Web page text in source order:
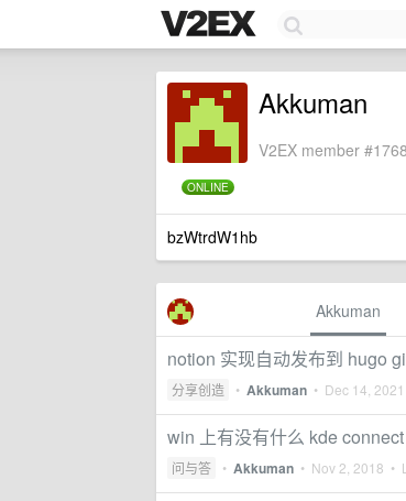
ONLINE
Akkuman
V2EX member
bzWtrdW1hb
Akkuman
notion 实现自动发布到 hugo
分享创造 • Akkuman • Dec 14, 2021
win 上有没有什么 kde
问与答 • Akkuman • Nov 2, 2018 •